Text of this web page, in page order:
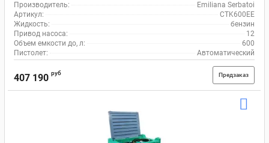
Производитель:
Emiliana Serbatoi
Артикул:
CTK600EE
Жидкость:
бензин
Привод насоса:
12
Объем емкости до, л:
600
Пистолет:
Автоматический
407 190 руб Предзаказ